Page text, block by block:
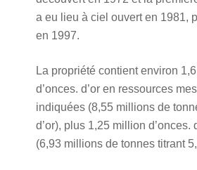
a eu lieu à ciel ouvert en 1981,
en 1997.
La propriété contient environ
d’onces. d’or en ressources
indiquées (8,55 millions de
d’or), plus 1,25 million d’onces.
(6,93 millions de tonnes titrant